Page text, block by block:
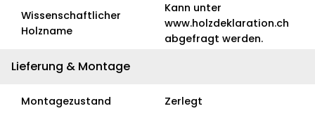
Wissenschaftlicher
Holzname
Kann unter
www.holzdeklaration.ch
abgefragt werden.
Lieferung & Montage
Montagezustand Zerlegt